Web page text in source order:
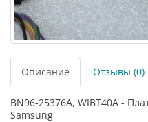
Описание Отзывы (0)
BN96-25376A, WIBT40A -
Samsung